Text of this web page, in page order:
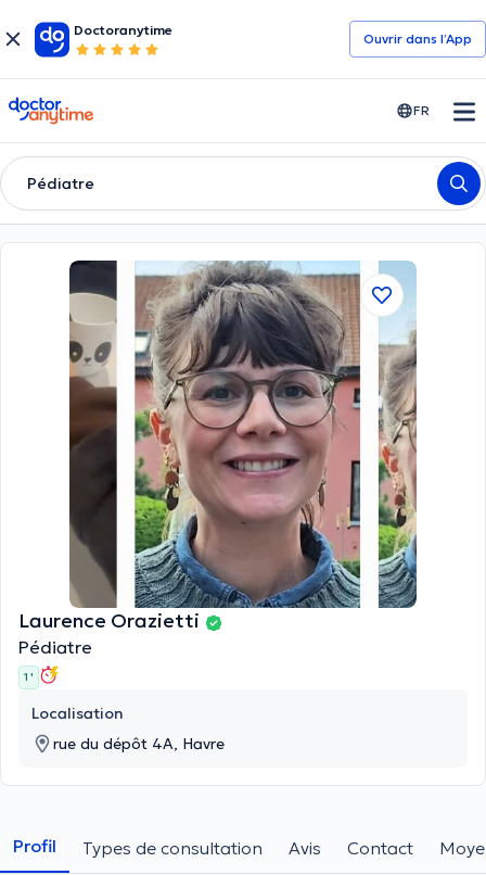
Doctoranytime
Ouvrir dans l’App
doctoranytime FR
Pédiatre
Laurence Orazietti
Pédiatre
1 '
Localisation
rue du dépôt 4A, Havre
Profil Types de consultation Avis Contact